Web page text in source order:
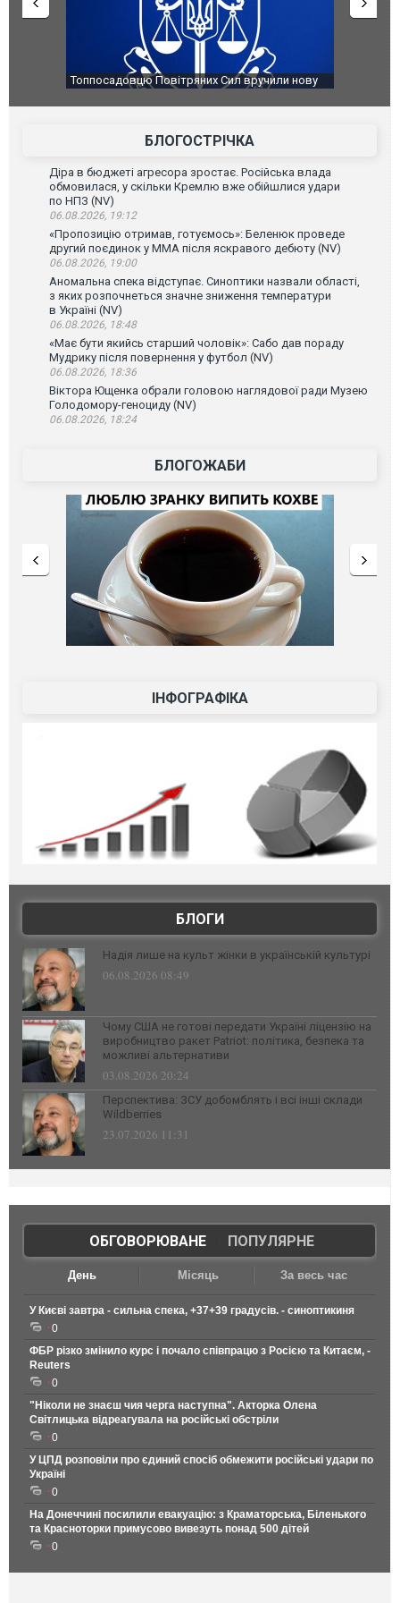
Сили оборони уразили Ярославський НПЗ:
губернатор регіону заявив про наймасштабнішу
атаку. ВІДЕО
Неймар
БЛОГОСТРІЧКА
Діра в бюджеті агресора зростає. Російська влада
обмовилася, у скільки Кремлю вже обійшлися удари
по НПЗ (NV)
06.08.2026, 19:12
«Пропозицію отримав, готуємось»: Беленюк проведе
другий поєдинок у ММА після яскравого дебюту (NV)
06.08.2026, 19:00
Аномальна спека відступає. Синоптики назвали області,
з яких розпочнеться значне зниження температури
в Україні (NV)
06.08.2026, 18:48
«Має бути якийсь старший чоловік»: Сабо дав пораду
Мудрику після повернення у футбол (NV)
06.08.2026, 18:36
Віктора Ющенка обрали головою наглядової ради Музею
Голодомору-геноциду (NV)
06.08.2026, 18:24
БЛОГОЖАБИ
ІНФОГРАФІКА
БЛОГИ
Надія лише на культ жінки в українській культурі
06.08.2026 08:49
Чому США не готові передати Україні ліцензію на
виробництво ракет Patriot: політика, безпека та
можливі альтернативи
03.08.2026 20:24
Перспектива: ЗСУ добомблять і всі інші склади
Wildberries
23.07.2026 11:31
ОБГОВОРЮВАНЕ| ПОПУЛЯРНЕ
День Місяць За весь час
У Києві завтра - сильна спека, +37+39 градусів. - синоптикиня
0
ФБР різко змінило курс і почало співпрацю з Росією та Китаєм, -
Reuters
0
"Ніколи не знаєш чия черга наступна". Акторка Олена
Світлицька відреагувала на російські обстріли
0
У ЦПД розповіли про єдиний спосіб обмежити російські удари по
Україні
0
На Донеччині посилили евакуацію: з Краматорська, Біленького
та Красноторки примусово вивезуть понад 500 дітей
0